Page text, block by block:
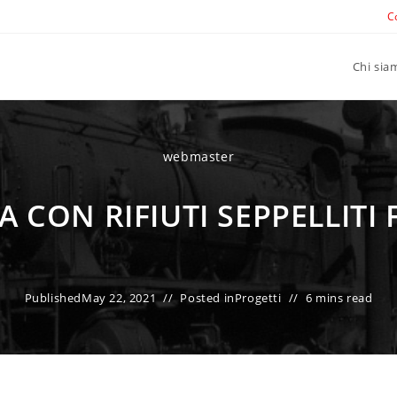
Chi
webmaster
CON RIFIUTI SEPPELLITI
PublishedMay 22, 2021 Posted inProgetti 6 mins read